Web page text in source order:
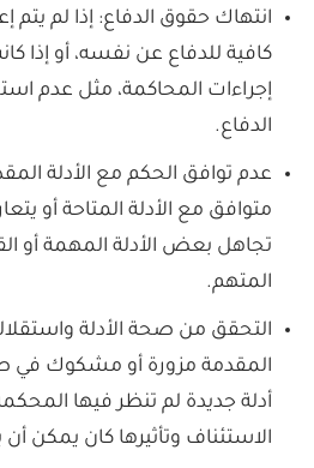
انتهاك حقوق الدفاع: إذا لم
كافية للدفاع عن نفسه، أو إذا
إجراءات المحاكمة، مثل عدم
الدفاع.
عدم توافق الحكم مع الأدلة
متوافق مع الأدلة المتاحة أو
تجاهل بعض الأدلة المهمة أو
المتهم.
التحقق من صحة الأدلة
المقدمة مزورة أو مشكوك في
أدلة جديدة لم تنظر فيها
الاستئناف وتأثيرها كان يمكن أن